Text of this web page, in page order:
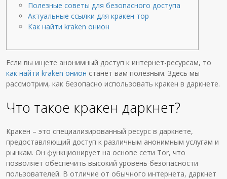
Полезные советы для безопасного доступа
Актуальные ссылки для кракен тор
Как найти kraken онион
Если вы ищете анонимный доступ к интернет-ресурсам, то
как найти kraken онион станет вам полезным. Здесь мы
рассмотрим, как безопасно использовать кракен в даркнете.
Что такое кракен даркнет?
Кракен – это специализированный ресурс в даркнете,
предоставляющий доступ к различным анонимным услугам и
рынкам. Он функционирует на основе сети Tor, что
позволяет обеспечить высокий уровень безопасности
пользователей. В отличие от обычного интернета, даркнет